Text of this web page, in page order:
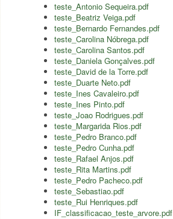
teste_Antonio Sequeira.pdf
teste_Beatriz Veiga.pdf
teste_Bernardo Fernandes.pdf
teste_Carolina Nóbrega.pdf
teste_Carolina Santos.pdf
teste_Daniela Gonçalves.pdf
teste_David de la Torre.pdf
teste_Duarte Neto.pdf
teste_Ines Cavaleiro.pdf
teste_Ines Pinto.pdf
teste_Joao Rodrigues.pdf
teste_Margarida Rios.pdf
teste_Pedro Branco.pdf
teste_Pedro Cunha.pdf
teste_Rafael Anjos.pdf
teste_Rita Martins.pdf
teste_Pedro Pacheco.pdf
teste_Sebastiao.pdf
teste_Rui Henriques.pdf
IF_classificacao_teste_arvore.pdf